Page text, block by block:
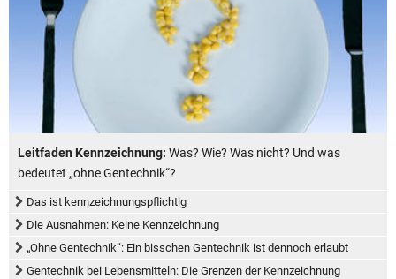
Leitfaden Kennzeichnung: Was? Wie? Was nicht? Und was
bedeutet „ohne Gentechnik“?
Das ist kennzeichnungspflichtig
Die Ausnahmen: Keine Kennzeichnung
„Ohne Gentechnik“: Ein bisschen Gentechnik ist dennoch erlaubt
Gentechnik bei Lebensmitteln: Die Grenzen der Kennzeichnung